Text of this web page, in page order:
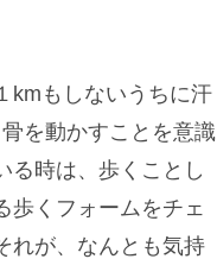
kmもしないうちに汗
を動かすことを意識
る時は、歩くことし
歩くフォームをチェ
れが、なんとも気持